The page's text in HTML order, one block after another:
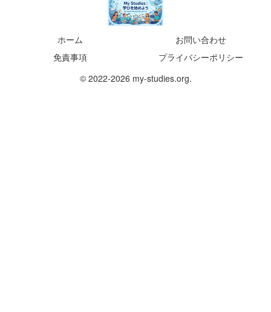
ホーム
お問い合わせ
免責事項
プライバシーポリシー
© 2022-2026 my-studies.org.